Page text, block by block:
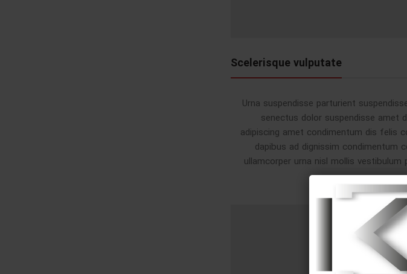
Scelerisque vulputate
Urna suspendisse parturient
senectus dolor suspendisse amet
adipiscing amet condimentum dis felis
dapibus ad dignissim condimentum
ullamcorper urna nisl mollis